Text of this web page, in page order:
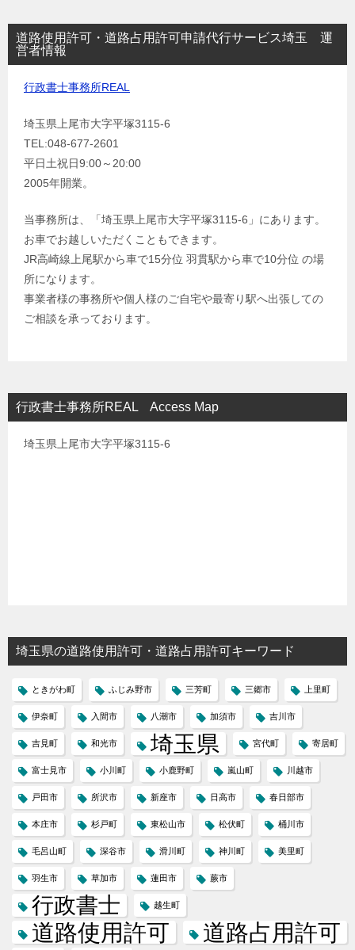
道路使用許可・道路占用許可申請代行サービス埼玉 運
営者情報
行政書士事務所REAL
埼玉県上尾市大字平塚3115-6
TEL:048-677-2601
平日土祝日9:00～20:00
2005年開業。
当事務所は、「埼玉県上尾市大字平塚3115-6」にあります。
お車でお越しいただくこともできます。
JR高崎線上尾駅から車で15分位 羽貫駅から車で10分位 の場
所になります。
事業者様の事務所や個人様のご自宅や最寄り駅へ出張しての
ご相談を承っております。
行政書士事務所REAL Access Map
埼玉県上尾市大字平塚3115-6
埼玉県の道路使用許可・道路占用許可キーワード
ときがわ町 ふじみ野市 三芳町 三郷市 上里町
伊奈町 入間市 八潮市 加須市 吉川市
吉見町 和光市 埼玉県 宮代町 寄居町
富士見市 小川町 小鹿野町 嵐山町 川越市
戸田市 所沢市 新座市 日高市 春日部市
本庄市 杉戸町 東松山市 松伏町 桶川市
毛呂山町 深谷市 滑川町 神川町 美里町
羽生市 草加市 蓮田市 蕨市
行政書士 越生町
道路使用許可 道路占用許可